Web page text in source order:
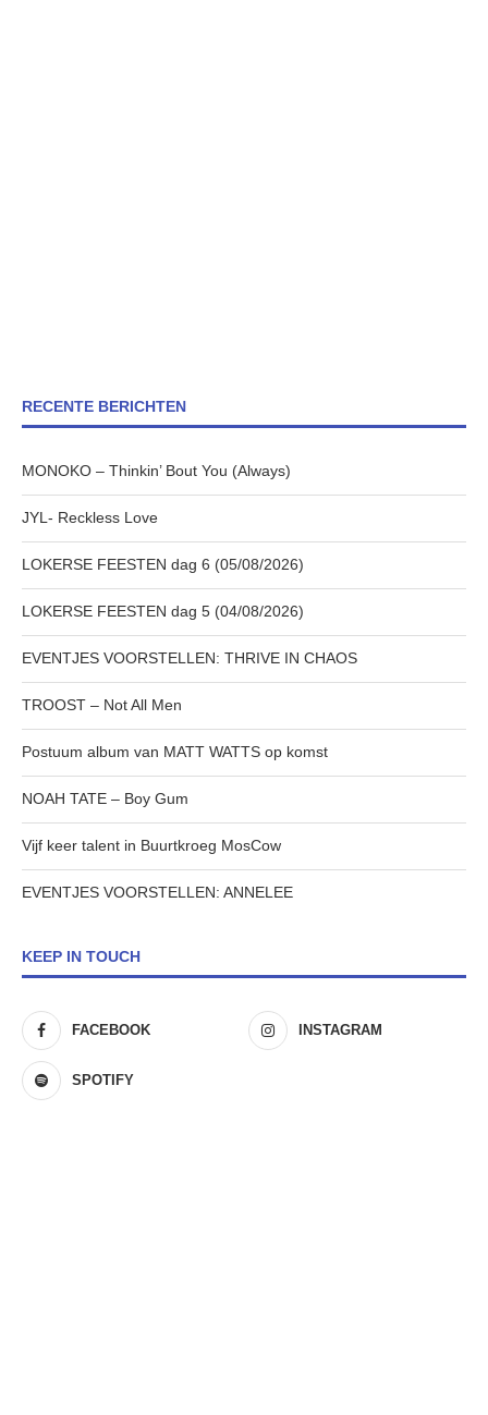
RECENTE BERICHTEN
MONOKO – Thinkin’ Bout You (Always)
JYL- Reckless Love
LOKERSE FEESTEN dag 6 (05/08/2026)
LOKERSE FEESTEN dag 5 (04/08/2026)
EVENTJES VOORSTELLEN: THRIVE IN CHAOS
TROOST – Not All Men
Postuum album van MATT WATTS op komst
NOAH TATE – Boy Gum
Vijf keer talent in Buurtkroeg MosCow
EVENTJES VOORSTELLEN: ANNELEE
KEEP IN TOUCH
FACEBOOK INSTAGRAM
SPOTIFY